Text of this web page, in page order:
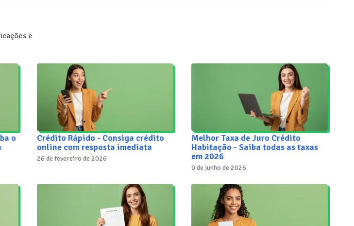
e
o
Crédito Rápido - Consiga crédito
online com resposta imediata
26 de fevereiro de 2026
Melhor Taxa de Juro Crédito
Habitação - Saiba todas as taxas
em 2026
9 de junho de 2026